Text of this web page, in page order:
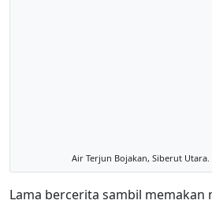
Air Terjun Bojakan, Siberut Utara.
Lama bercerita sambil memakan